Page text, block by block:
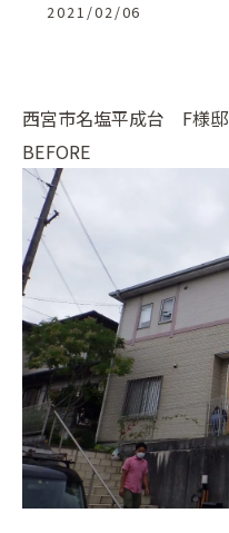
2021/02/06
西宮市名塩平成台 F様邸
BEFORE